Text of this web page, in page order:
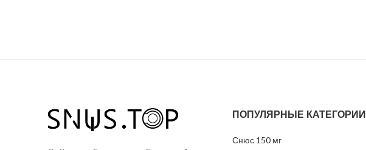
ПОПУЛЯРНЫЕ КАТЕГОРИИ
Снюс 150 мг